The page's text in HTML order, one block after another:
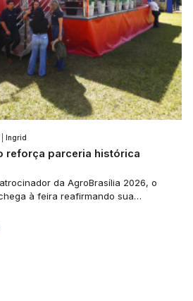
Ingrid
reforça parceria histórica
da AgroBrasília 2026, o
à feira reafirmando sua…